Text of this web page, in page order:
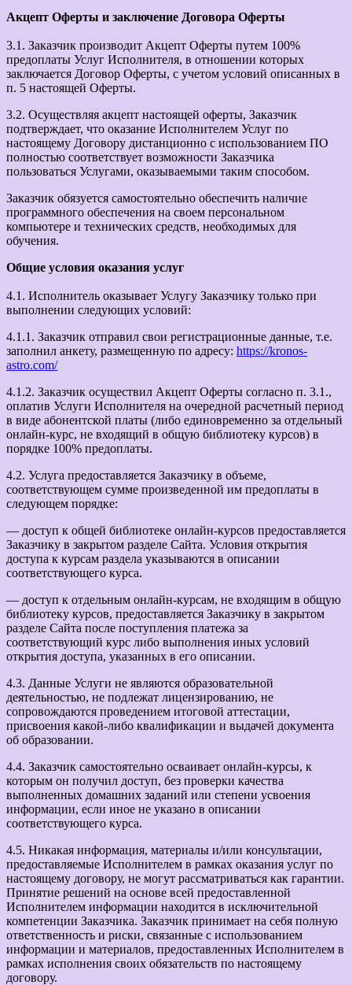
Акцепт Оферты и заключение Договора Оферты
3.1. Заказчик производит Акцепт Оферты путем 100%
предоплаты Услуг Исполнителя, в отношении которых
заключается Договор Оферты, с учетом условий описанных в
п. 5 настоящей Оферты.
3.2. Осуществляя акцепт настоящей оферты, Заказчик
подтверждает, что оказание Исполнителем Услуг по
настоящему Договору дистанционно с использованием ПО
полностью соответствует возможности Заказчика
пользоваться Услугами, оказываемыми таким способом.
Заказчик обязуется самостоятельно обеспечить наличие
программного обеспечения на своем персональном
компьютере и технических средств, необходимых для
обучения.
Общие условия оказания услуг
4.1. Исполнитель оказывает Услугу Заказчику только при
выполнении следующих условий:
4.1.1. Заказчик отправил свои регистрационные данные, т.е.
заполнил анкету, размещенную по адресу: https://kronos-
astro.com/
4.1.2. Заказчик осуществил Акцепт Оферты согласно п. 3.1.,
оплатив Услуги Исполнителя на очередной расчетный период
в виде абонентской платы (либо единовременно за отдельный
онлайн-курс, не входящий в общую библиотеку курсов) в
порядке 100% предоплаты.
4.2. Услуга предоставляется Заказчику в объеме,
соответствующем сумме произведенной им предоплаты в
следующем порядке:
— доступ к общей библиотеке онлайн-курсов предоставляется
Заказчику в закрытом разделе Сайта. Условия открытия
доступа к курсам раздела указываются в описании
соответствующего курса.
— доступ к отдельным онлайн-курсам, не входящим в общую
библиотеку курсов, предоставляется Заказчику в закрытом
разделе Сайта после поступления платежа за
соответствующий курс либо выполнения иных условий
открытия доступа, указанных в его описании.
4.3. Данные Услуги не являются образовательной
деятельностью, не подлежат лицензированию, не
сопровождаются проведением итоговой аттестации,
присвоения какой-либо квалификации и выдачей документа
об образовании.
4.4. Заказчик самостоятельно осваивает онлайн-курсы, к
которым он получил доступ, без проверки качества
выполненных домашних заданий или степени усвоения
информации, если иное не указано в описании
соответствующего курса.
4.5. Никакая информация, материалы и/или консультации,
предоставляемые Исполнителем в рамках оказания услуг по
настоящему договору, не могут рассматриваться как гарантии.
Принятие решений на основе всей предоставленной
Исполнителем информации находится в исключительной
компетенции Заказчика. Заказчик принимает на себя полную
ответственность и риски, связанные с использованием
информации и материалов, предоставленных Исполнителем в
рамках исполнения своих обязательств по настоящему
договору.